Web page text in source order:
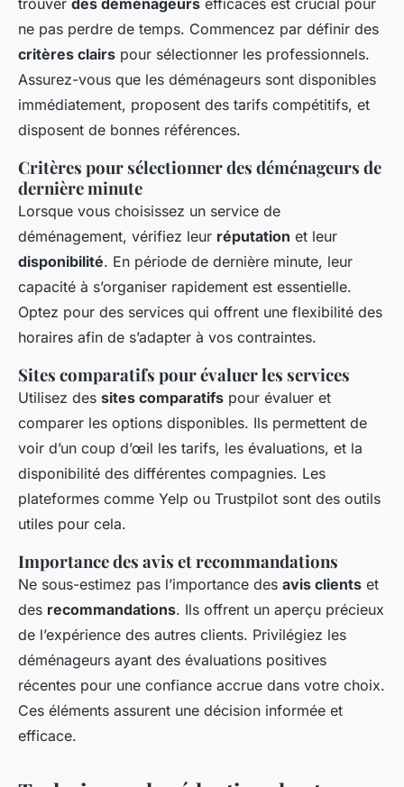
trouver des déménageurs efficaces est crucial pour
ne pas perdre de temps. Commencez par définir des
critères clairs pour sélectionner les professionnels.
Assurez-vous que les déménageurs sont disponibles
immédiatement, proposent des tarifs compétitifs, et
disposent de bonnes références.
Critères pour sélectionner des déménageurs de
dernière minute
Lorsque vous choisissez un service de
déménagement, vérifiez leur réputation et leur
disponibilité. En période de dernière minute, leur
capacité à s’organiser rapidement est essentielle.
Optez pour des services qui offrent une flexibilité des
horaires afin de s’adapter à vos contraintes.
Sites comparatifs pour évaluer les services
Utilisez des sites comparatifs pour évaluer et
comparer les options disponibles. Ils permettent de
voir d’un coup d’œil les tarifs, les évaluations, et la
disponibilité des différentes compagnies. Les
plateformes comme Yelp ou Trustpilot sont des outils
utiles pour cela.
Importance des avis et recommandations
Ne sous-estimez pas l’importance des avis clients et
des recommandations. Ils offrent un aperçu précieux
de l’expérience des autres clients. Privilégiez les
déménageurs ayant des évaluations positives
récentes pour une confiance accrue dans votre choix.
Ces éléments assurent une décision informée et
efficace.